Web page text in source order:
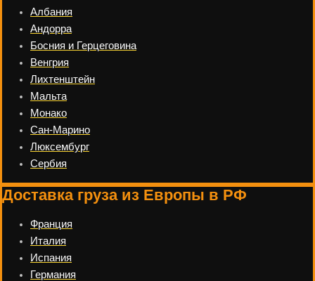
Албания
Андорра
Босния и Герцеговина
Венгрия
Лихтенштейн
Мальта
Монако
Сан-Марино
Люксембург
Сербия
Доставка груза из Европы в РФ
Франция
Италия
Испания
Германия